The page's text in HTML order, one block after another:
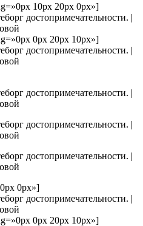
10px 20px 0px»]
0px 20px 10px»]
0px»]
0px 20px 10px»]